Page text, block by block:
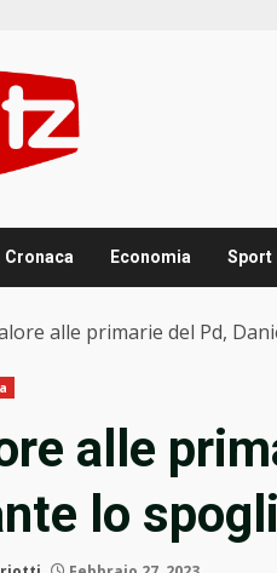
Cronaca Economia Sport
alle primarie del Pd,
alle
lo